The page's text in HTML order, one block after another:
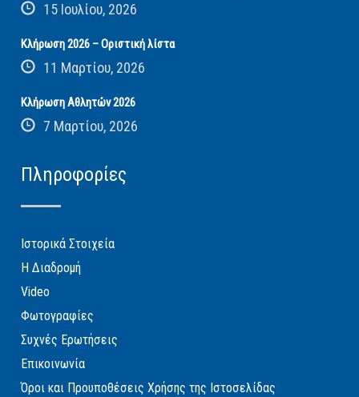
15 Ιουλίου, 2026
Κλήρωση 2026 – Οριστική λίστα
11 Μαρτίου, 2026
Κλήρωση Αθλητών 2026
7 Μαρτίου, 2026
Πληροφορίες
Ιστορικά Στοιχεία
Η Διαδρομή
Video
Φωτογραφίες
Συχνές Ερωτήσεις
Επικοινωνία
Όροι και Προυποθέσεις Χρήσης της Ιστοσελίδας